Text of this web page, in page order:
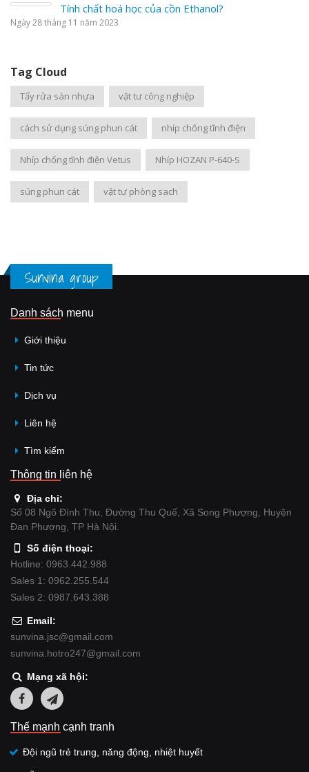
Tính chất hoá học của cồn Ethanol?
Ngày 28 tháng 11 năm 2023
Tag Cloud
Tẩy rửa sàn nhựa vật tư công nghiệp
cách sử dụng súng phun cát nhíp chống tĩnh điện
Nhíp chống tĩnh điện Vetus Nhíp HOZAN P-640-S
súng phun cát vật tư phòng sach
Sunvina group
Danh sách menu
Giới thiệu
Tin tức
Dịch vụ
Liên hệ
Tìm kiếm
Thông tin liên hệ
Địa chỉ:
Số 08 Ngõ Đình Thu, Đường Thu Quế, Xã Song Phượng, Huyện
Đan Phượng, TP Hà Nội.
Số điện thoại:
Hotline: 0963.442.988
Sales 1: 0962.255.544
Sales 2: 0987.643.388
Email:
sunvina.jsc@gmail.com
sunvina.hotro247@gmail.com
Mạng xã hội:
Thế mạnh cạnh tranh
Đội ngũ trẻ trung, năng động, nhiệt huyết